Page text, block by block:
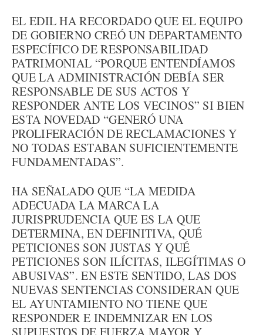
EL EDIL HA RECORDADO QUE EL EQUIPO
DE GOBIERNO CREÓ UN DEPARTAMENTO
ESPECÍFICO DE RESPONSABILIDAD
PATRIMONIAL “PORQUE ENTENDÍAMOS
QUE LA ADMINISTRACIÓN DEBÍA SER
RESPONSABLE DE SUS ACTOS Y
RESPONDER ANTE LOS VECINOS” SI BIEN
ESTA NOVEDAD “GENERÓ UNA
PROLIFERACIÓN DE RECLAMACIONES Y
NO TODAS ESTABAN SUFICIENTEMENTE
FUNDAMENTADAS”.
HA SEÑALADO QUE “LA MEDIDA
ADECUADA LA MARCA LA
JURISPRUDENCIA QUE ES LA QUE
DETERMINA, EN DEFINITIVA, QUÉ
PETICIONES SON JUSTAS Y QUÉ
PETICIONES SON ILÍCITAS, ILEGÍTIMAS O
ABUSIVAS”. EN ESTE SENTIDO, LAS DOS
NUEVAS SENTENCIAS CONSIDERAN QUE
EL AYUNTAMIENTO NO TIENE QUE
RESPONDER E INDEMNIZAR EN LOS
SUPUESTOS DE FUERZA MAYOR Y